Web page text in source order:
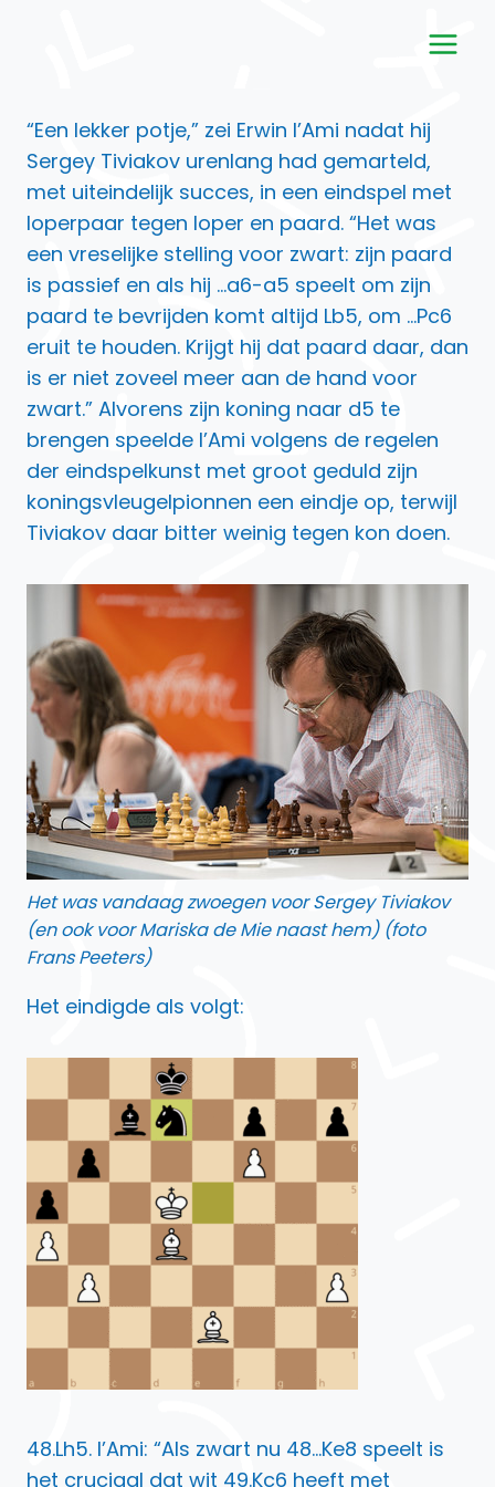
“Een lekker potje,” zei Erwin l’Ami nadat hij
Sergey Tiviakov urenlang had gemarteld,
met uiteindelijk succes, in een eindspel met
loperpaar tegen loper en paard. “Het was
een vreselijke stelling voor zwart: zijn paard
is passief en als hij …a6-a5 speelt om zijn
paard te bevrijden komt altijd Lb5, om …Pc6
eruit te houden. Krijgt hij dat paard daar, dan
is er niet zoveel meer aan de hand voor
zwart.” Alvorens zijn koning naar d5 te
brengen speelde l’Ami volgens de regelen
der eindspelkunst met groot geduld zijn
koningsvleugelpionnen een eindje op, terwijl
Tiviakov daar bitter weinig tegen kon doen.
Het was vandaag zwoegen voor Sergey Tiviakov
(en ook voor Mariska de Mie naast hem) (foto
Frans Peeters)
Het eindigde als volgt:
48.Lh5. l’Ami: “Als zwart nu 48…Ke8 speelt is
het cruciaal dat wit 49.Kc6 heeft met